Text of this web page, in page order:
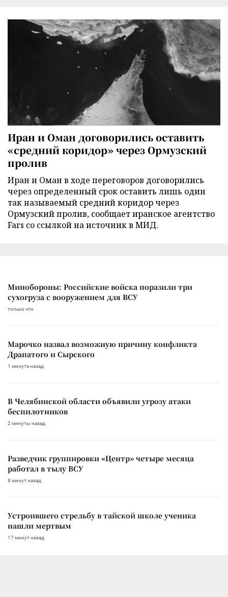
Иран и Оман договорились оставить
«средний коридор» через Ормузский
пролив
Иран и Оман в ходе переговоров договорились
через определенный срок оставить лишь один
так называемый средний коридор через
Ормузский пролив, сообщает иранское агентство
Fars со ссылкой на источник в МИД.
Минобороны: Российские войска поразили три
сухогруза с вооружением для ВСУ
только что
Марочко назвал возможную причину конфликта
Драпатого и Сырского
1 минута назад
В Челябинской области объявили угрозу атаки
беспилотников
2 минуты назад
Разведчик группировки «Центр» четыре месяца
работал в тылу ВСУ
8 минут назад
Устроившего стрельбу в тайской школе ученика
нашли мертвым
17 минут назад